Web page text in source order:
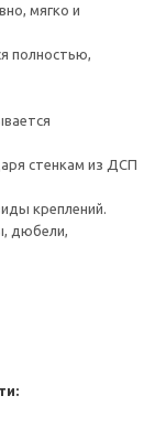
мягко и
полностью,
стенкам из ДСП
креплений.
дюбели,